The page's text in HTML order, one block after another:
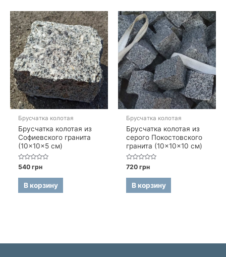
Брусчатка колотая
Брусчатка колотая из
Софиевского гранита
(10×10×5 см)
Оценка
0
из
540грн
В корзину
Брусчатка колотая
Брусчатка колотая из
серого Покостовского
гранита (10×10×10 см)
Оценка
0
из
720грн
В корзину